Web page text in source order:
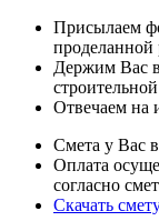
Присылаем
проделанной
Держим Вас в
Отвечаем на
Смета у Вас
Оплата
согласно
Скачать